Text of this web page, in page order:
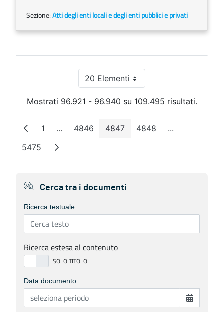
Sezione:Atti degli enti locali e degli enti pubblici e privati
20 ElementiPer pagina
Mostrati 96.921 - 96.940 su 109.495 risultati.
Pagina
1 ...Pagine intermedie
Pagina
4846 Pagina
4847 Pagina
4848 ...Pagine
Pagina
5475
Cerca tra i documenti
Ricerca testuale
Ricerca estesa al contenuto
Data documento